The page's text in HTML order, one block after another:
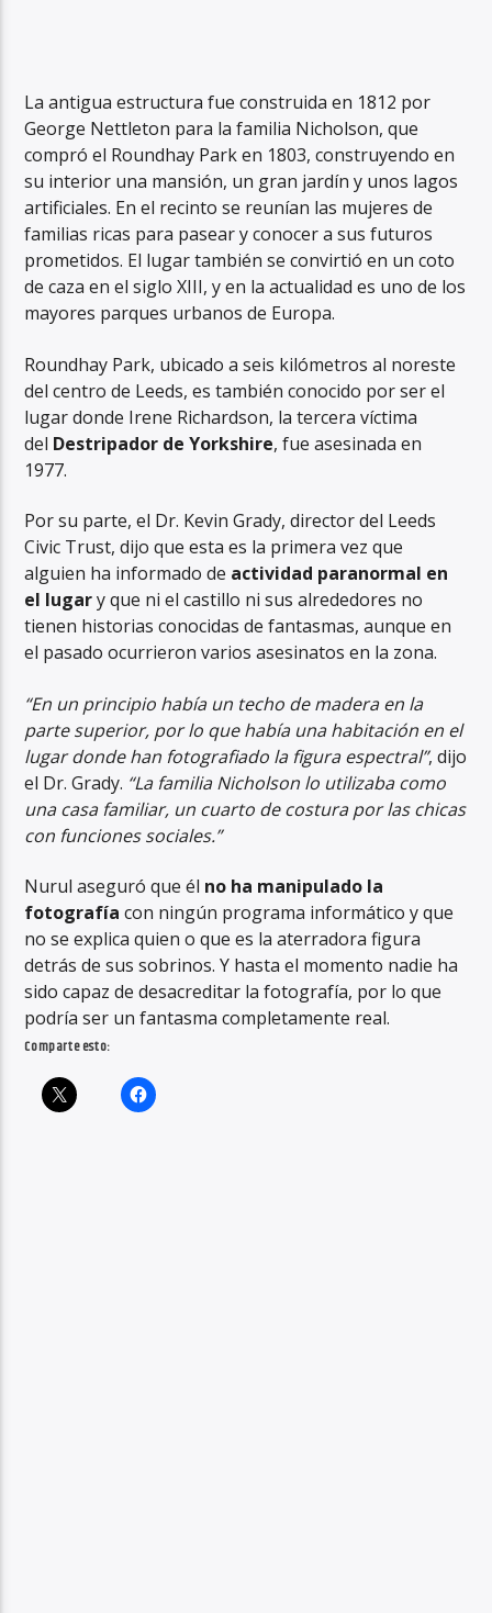
La antigua estructura fue construida en 1812 por
George Nettleton para la familia Nicholson, que
compró el Roundhay Park en 1803, construyendo en
su interior una mansión, un gran jardín y unos lagos
artificiales. En el recinto se reunían las mujeres de
familias ricas para pasear y conocer a sus futuros
prometidos. El lugar también se convirtió en un coto
de caza en el siglo XIII, y en la actualidad es uno de los
mayores parques urbanos de Europa.
Roundhay Park, ubicado a seis kilómetros al noreste
del centro de Leeds, es también conocido por ser el
lugar donde Irene Richardson, la tercera víctima
del Destripador de Yorkshire, fue asesinada en
1977.
Por su parte, el Dr. Kevin Grady, director del Leeds
Civic Trust, dijo que esta es la primera vez que
alguien ha informado de actividad paranormal en
el lugary que ni el castillo ni sus alrededores no
tienen historias conocidas de fantasmas, aunque en
el pasado ocurrieron varios asesinatos en la zona.
“En un principio había un techo de madera en la
parte superior, por lo que había una habitación en el
lugar donde han fotografiado la figura espectral”, dijo
el Dr. Grady. “La familia Nicholson lo utilizaba como
una casa familiar, un cuarto de costura por las chicas
con funciones sociales.”
Nurul aseguró que él no ha manipulado la
fotografía con ningún programa informático y que
no se explica quien o que es la aterradora figura
detrás de sus sobrinos. Y hasta el momento nadie ha
sido capaz de desacreditar la fotografía, por lo que
podría ser un fantasma completamente real.
Comparte esto: